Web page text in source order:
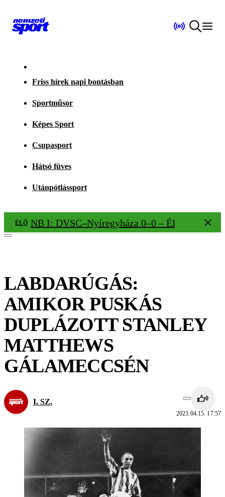
Friss hírek napi bontásban
Sportműsor
Képes Sport
Csupasport
Hátsó füves
Utánpótlássport
ÉLŐ NB I: DVSC–Nyíregyháza 0–0 – ÉLŐ!
LABDARÚGÁS:
AMIKOR PUSKÁS
DUPLÁZOTT STANLEY
MATTHEWS
GÁLAMECCSÉN
I. SZ. 0
2023.04.15. 17:57